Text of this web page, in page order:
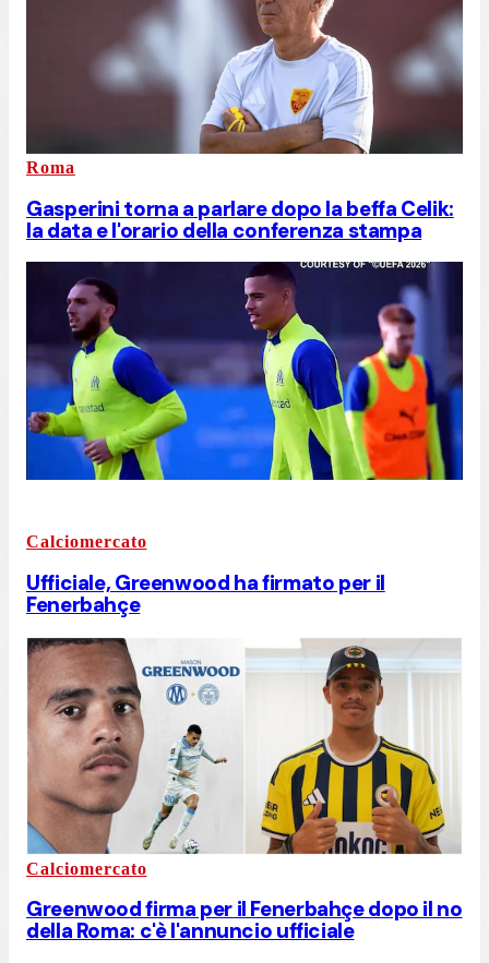
Roma
Gasperini torna a parlare dopo la beffa Celik:
la data e l'orario della conferenza stampa
Calciomercato
Ufficiale, Greenwood ha firmato per il
Fenerbahçe
Calciomercato
Greenwood firma per il Fenerbahçe dopo il no
della Roma: c'è l'annuncio ufficiale